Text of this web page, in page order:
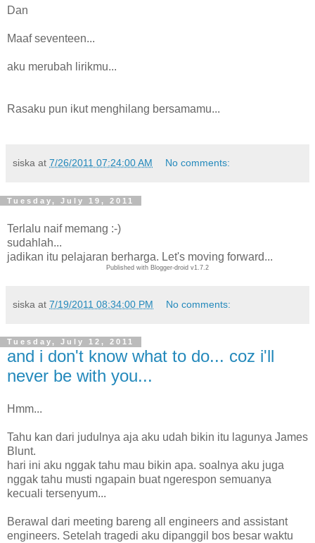
Dan
Maaf seventeen...
aku merubah lirikmu...
Rasaku pun ikut menghilang bersamamu...
siska at 7/26/2011 07:24:00 AM No comments:
Tuesday, July 19, 2011
Terlalu naif memang :-)
sudahlah...
jadikan itu pelajaran berharga. Let's moving forward...
Published with Blogger-droid v1.7.2
siska at 7/19/2011 08:34:00 PM No comments:
Tuesday, July 12, 2011
and i don't know what to do... coz i'll
never be with you...
Hmm...
Tahu kan dari judulnya aja aku udah bikin itu lagunya James
Blunt.
hari ini aku nggak tahu mau bikin apa. soalnya aku juga
nggak tahu musti ngapain buat ngerespon semuanya
kecuali tersenyum...
Berawal dari meeting bareng all engineers and assistant
engineers. Setelah tragedi aku dipanggil bos besar waktu